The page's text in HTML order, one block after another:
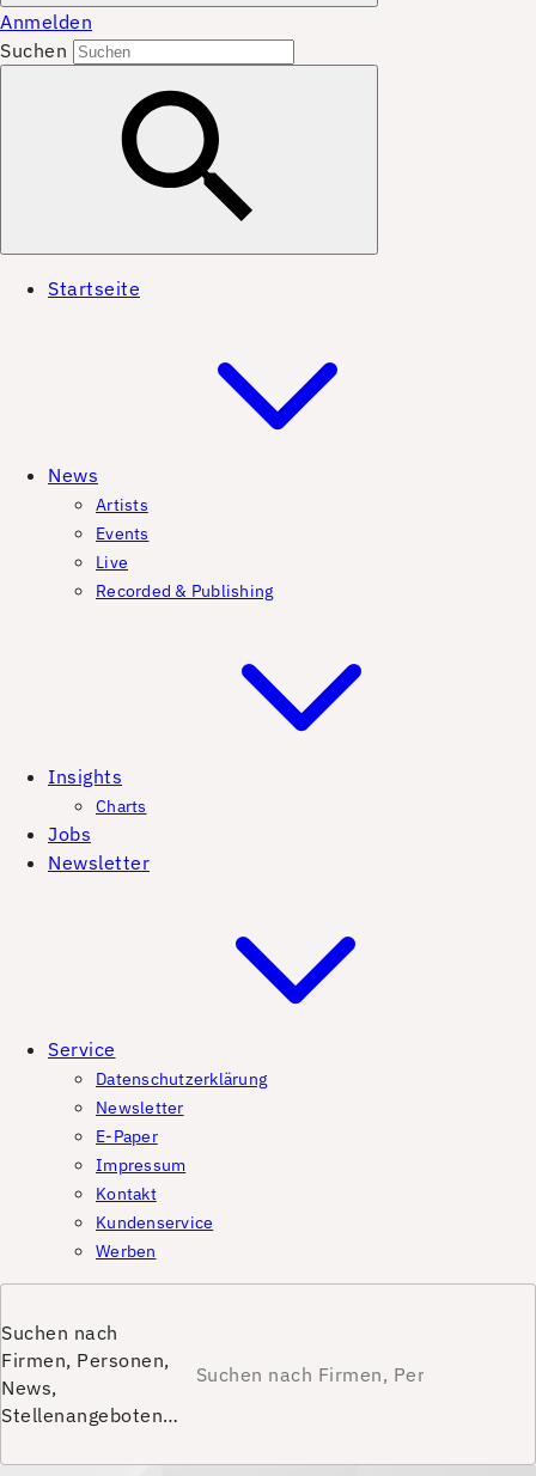
Anmelden
Suchen
Startseite
News
Artists
Events
Live
Recorded & Publishing
Insights
Charts
Jobs
Newsletter
Service
Datenschutzerklärung
Newsletter
E-Paper
Impressum
Kontakt
Kundenservice
Werben
Suchen nach
Firmen, Personen,
News,
Stellenangeboten…